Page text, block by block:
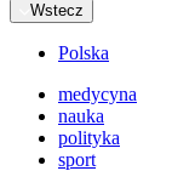
Wstecz
Polska
medycyna
nauka
polityka
sport